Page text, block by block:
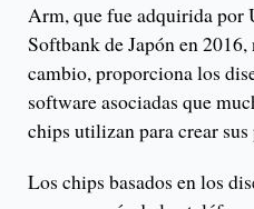
Arm, que fue adquirida por
Softbank de Japón en
cambio, proporciona los
software asociadas que
chips utilizan para crear
Los chips basados en los